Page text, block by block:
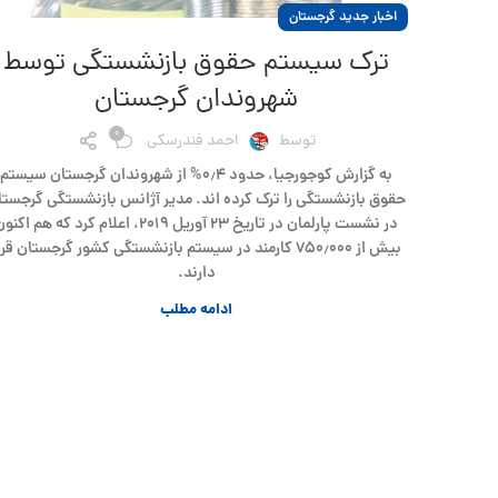
اخبار جدید گرجستان
ترک سیستم حقوق بازنشستگی توسط
شهروندان گرجستان
توسط احمد فندرسکی 0
به گزارش کوجورجیا، حدود ۰٫۴% از شهروندان گرجستان سیستم
حقوق بازنشستگی را ترک کرده اند. مدیر آژانس بازنشستگی
در نشست پارلمان در تاریخ ۲۳ آوریل ۲۰۱۹، اعلام کرد که هم
بیش از ۷۵۰٫۰۰۰ کارمند در سیستم بازنشستگی کشور گرجستان
دارند.
ادامه مطلب